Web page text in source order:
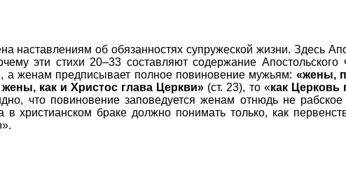
наставлениям об обязанностях супружеской жизни. Здесь
эти стихи 20–33 составляют содержание
женам предписывает полное повиновение мужьям: «жены,
как и Христос глава Церкви» (ст. 23), то «как Церковь
что повиновение заповедуется женам отнюдь не
христианском браке должно понимать только, как